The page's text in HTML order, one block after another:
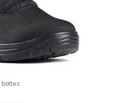
bottes